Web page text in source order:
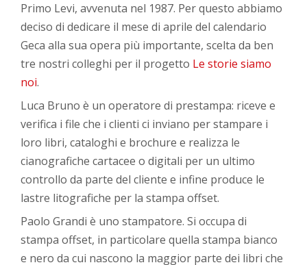
Primo Levi, avvenuta nel 1987. Per questo abbiamo
deciso di dedicare il mese di aprile del calendario
Geca alla sua opera più importante, scelta da ben
tre nostri colleghi per il progetto Le storie siamo
noi.
Luca Bruno è un operatore di prestampa: riceve e
verifica i file che i clienti ci inviano per stampare i
loro libri, cataloghi e brochure e realizza le
cianografiche cartacee o digitali per un ultimo
controllo da parte del cliente e infine produce le
lastre litografiche per la stampa offset.
Paolo Grandi è uno stampatore. Si occupa di
stampa offset, in particolare quella stampa bianco
e nero da cui nascono la maggior parte dei libri che